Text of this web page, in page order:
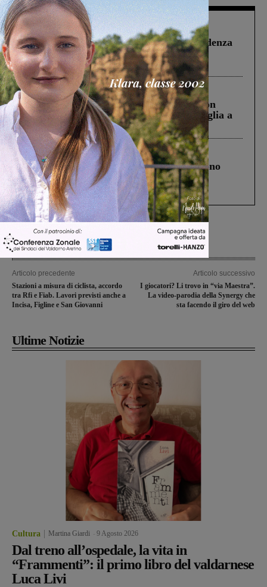
Figline Incisa Valdarno 1 Agosto 2026
Piscina di Figline finanziata oltre la scadenza
Pnrr, il gruppo di Fratelli d’Italia: “Un
ringraziamento al Governo”
Cronaca 3 Agosto 2026
Scomparso da una struttura di Castiglion
Fiorentino l’uomo che aveva ucciso la figlia a
Levane nel 2020
Cronaca 4 Agosto 2026
Un anno fa la strage in A1 in cui morirono
Gianni, Giulia e Franco. Lo schianto, il
processo, lo stop ai sorpassi fra tir....
Articolo precedente
Stazioni a misura di ciclista, accordo
tra Rfi e Fiab. Lavori previsti anche a
Incisa, Figline e San Giovanni
Articolo successivo
I giocatori? Li trovo in “via Maestra”.
La video-parodia della Synergy che
sta facendo il giro del web
Ultime Notizie
Cultura Martina Giardi 9 Agosto 2026
Dal treno all’ospedale, la vita in
“Frammenti”: il primo libro del valdarnese
Luca Livi